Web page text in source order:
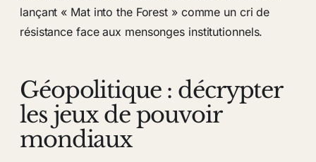
lançant « Mat into the Forest » comme un cri de
résistance face aux mensonges institutionnels.
Géopolitique : décrypter
les jeux de pouvoir
mondiaux